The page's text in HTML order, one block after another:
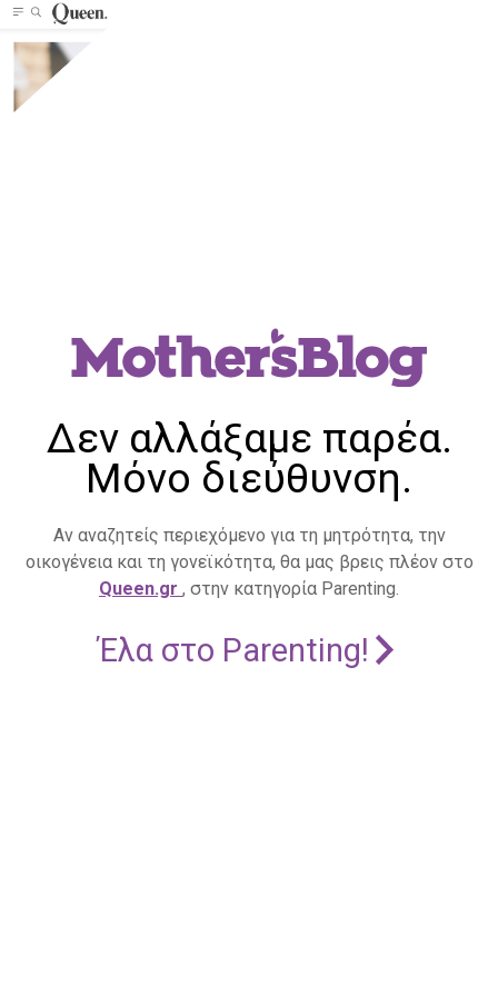
Δεν αλλάξαμε παρέα.
Μόνο διεύθυνση.
Αν αναζητείς περιεχόμενο για τη μητρότητα, την
οικογένεια και τη γονεϊκότητα, θα μας βρεις πλέον στο
Queen.gr , στην κατηγορία Parenting.
Έλα στο Parenting!